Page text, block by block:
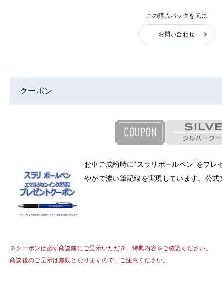
この購入パックを元に
お問い合わせ
クーポン
お車ご成約時に“スラリボールペン”をプ
やかで濃い筆記線を実現しています。公
※クーポンは必ず商談前にご呈示いただき、特典内容をご確認ください。
商談後のご呈示は無効となりますので、ご注意ください。